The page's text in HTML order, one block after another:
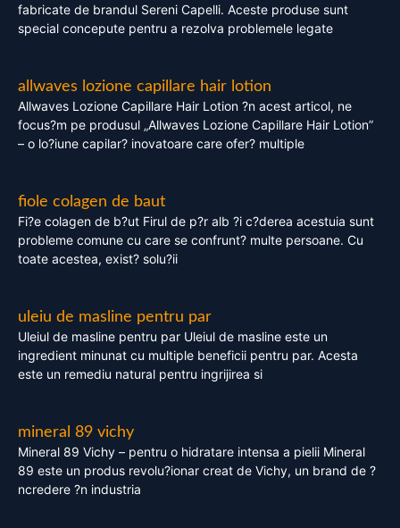
fabricate de brandul Sereni Capelli. Aceste produse sunt
special concepute pentru a rezolva problemele legate
allwaves lozione capillare hair lotion
Allwaves Lozione Capillare Hair Lotion ?n acest articol, ne
focus?m pe produsul „Allwaves Lozione Capillare Hair Lotion”
– o lo?iune capilar? inovatoare care ofer? multiple
fiole colagen de baut
Fi?e colagen de b?ut Firul de p?r alb ?i c?derea acestuia sunt
probleme comune cu care se confrunt? multe persoane. Cu
toate acestea, exist? solu?ii
uleiu de masline pentru par
Uleiul de masline pentru par Uleiul de masline este un
ingredient minunat cu multiple beneficii pentru par. Acesta
este un remediu natural pentru ingrijirea si
mineral 89 vichy
Mineral 89 Vichy – pentru o hidratare intensa a pielii Mineral
89 este un produs revolu?ionar creat de Vichy, un brand de ?
ncredere ?n industria